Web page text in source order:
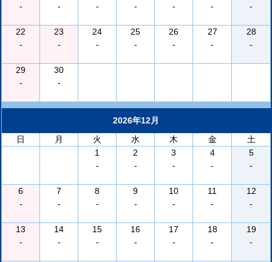
- - - - - - -
22
-
23
-
24
-
25
-
26
-
27
-
28
-
29
-
30
-
2026年12月
日
月 火 水 木 金
土
1
-
2
-
3
-
4
-
5
-
6
-
7
-
8
-
9
-
10
-
11
-
12
-
13
-
14
-
15
-
16
-
17
-
18
-
19
-